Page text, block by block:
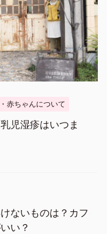
赤ちゃんについて
児湿疹はいつま
ないものは？カフ
い？